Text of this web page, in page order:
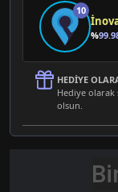
10
%
HEDIYE
Hediye olarak
olsun.